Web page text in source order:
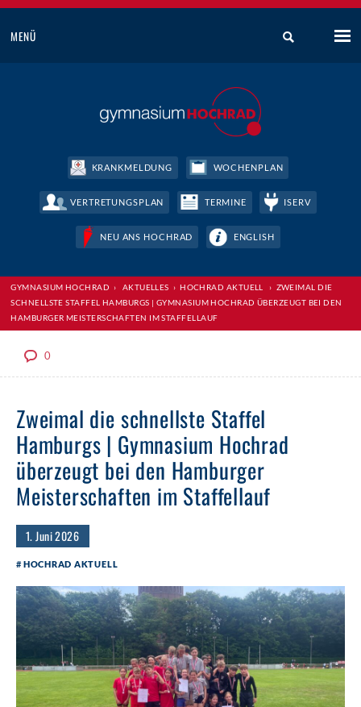
MENÜ
KRANKMELDUNG WOCHENPLAN
VERTRETUNGSPLAN TERMINE ISERV
NEU ANS HOCHRAD ENGLISH
GYMNASIUM HOCHRAD › AKTUELLES ›HOCHRAD AKTUELL › ZWEIMAL DIE
SCHNELLSTE STAFFEL HAMBURGS | GYMNASIUM HOCHRAD ÜBERZEUGT BEI DEN
HAMBURGER MEISTERSCHAFTEN IM STAFFELLAUF
0
Zweimal die schnellste Staffel
Hamburgs | Gymnasium Hochrad
überzeugt bei den Hamburger
Meisterschaften im Staffellauf
1. Juni 2026
HOCHRAD AKTUELL